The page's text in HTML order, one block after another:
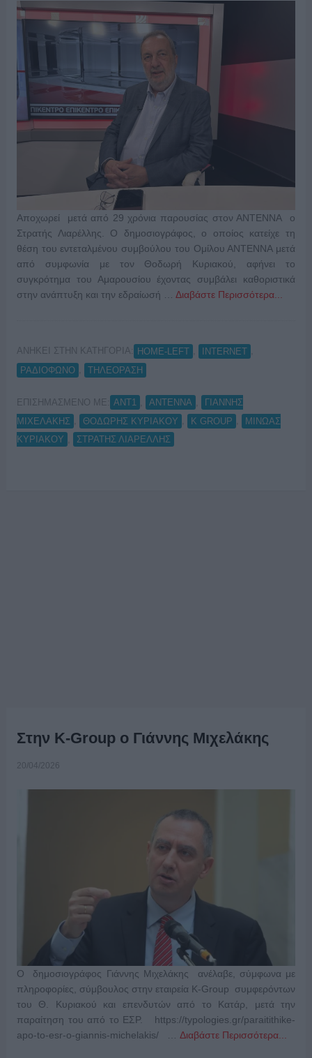
Αποχωρεί μετά από 29 χρόνια παρουσίας στον ΑΝΤΕΝΝΑ ο
Στρατής Λιαρέλλης. Ο δημοσιογράφος, ο οποίος κατείχε τη
θέση του εντεταλμένου συμβούλου του Ομίλου ΑΝΤΕΝΝΑ μετά
από συμφωνία με τον Θοδωρή Κυριακού, αφήνει το
συγκρότημα του Αμαρουσίου έχοντας συμβάλει καθοριστικά
στην ανάπτυξη και την εδραίωσή … Διαβάστε Περισσότερα...
ΑΝΗΚΕΙ ΣΤΗΝ ΚΑΤΗΓΟΡΙΑ: HOME-LEFT INTERNET
ΡΑΔΙΟΦΩΝΟ
ΤΗΛΕΟΡΑΣΗ
ΕΠΙΣΗΜΑΣΜΕΝΟ ΜΕ: ΑΝΤ1 ΑΝΤΕΝΝΑ
ΓΙΑΝΝΗΣ
ΜΙΧΕΛΑΚΗΣ
ΘΟΔΩΡΗΣ ΚΥΡΙΑΚΟΥ Κ GROUP
ΜΙΝΩΑΣ
ΚΥΡΙΑΚΟΥ
ΣΤΡΑΤΗΣ ΛΙΑΡΕΛΛΗΣ
Στην K-Group ο Γιάννης Μιχελάκης
20/04/2026
Ο δημοσιογράφος Γιάννης Μιχελάκης ανέλαβε, σύμφωνα με
πληροφορίες, σύμβουλος στην εταιρεία K-Group συμφερόντων
του Θ. Κυριακού και επενδυτών από το Κατάρ, μετά την
παραίτηση του από το ΕΣΡ. https://typologies.gr/paraitithike-
apo-to-esr-o-giannis-michelakis/ … Διαβάστε Περισσότερα...